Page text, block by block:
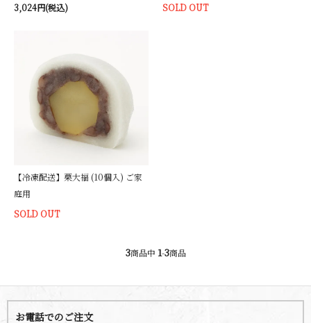
3,024円(税込)
SOLD OUT
【冷凍配送】栗大福 (10個入) ご家
庭用
SOLD OUT
3商品中 1-3商品
お電話でのご注文